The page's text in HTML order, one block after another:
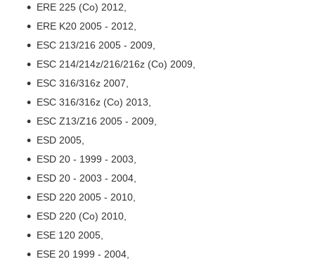
ERE 225 (Co) 2012,
ERE K20 2005 - 2012,
ESC 213/216 2005 - 2009,
ESC 214/214z/216/216z (Co) 2009,
ESC 316/316z 2007,
ESC 316/316z (Co) 2013,
ESC Z13/Z16 2005 - 2009,
ESD 2005,
ESD 20 - 1999 - 2003,
ESD 20 - 2003 - 2004,
ESD 220 2005 - 2010,
ESD 220 (Co) 2010,
ESE 120 2005,
ESE 20 1999 - 2004,